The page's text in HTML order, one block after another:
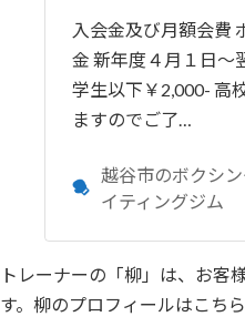
入会金及び月額会費
金 新年度４月１日～
学生以下￥2,000- 高
ますのでご了…
越谷市のボクシ
イティングジム
トレーナーの「柳」は、お客
す。柳のプロフィールはこち